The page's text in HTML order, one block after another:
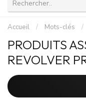
Accueil / Mots-clés /
PRODUITS
REVOLVER